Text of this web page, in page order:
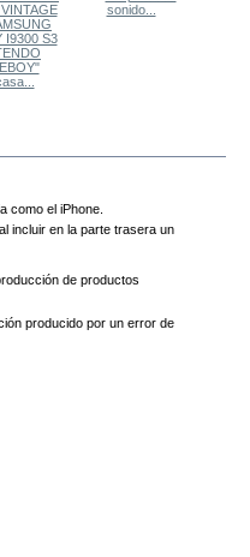
sonido...
como el iPhone.
incluir en la parte trasera un
de productos
producido por un error de